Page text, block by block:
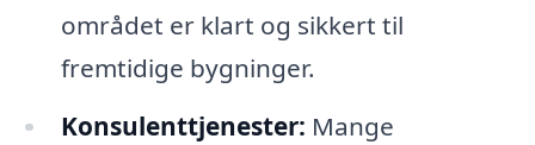
området er klart og sikkert til
fremtidige bygninger.
Konsulenttjenester: Mange